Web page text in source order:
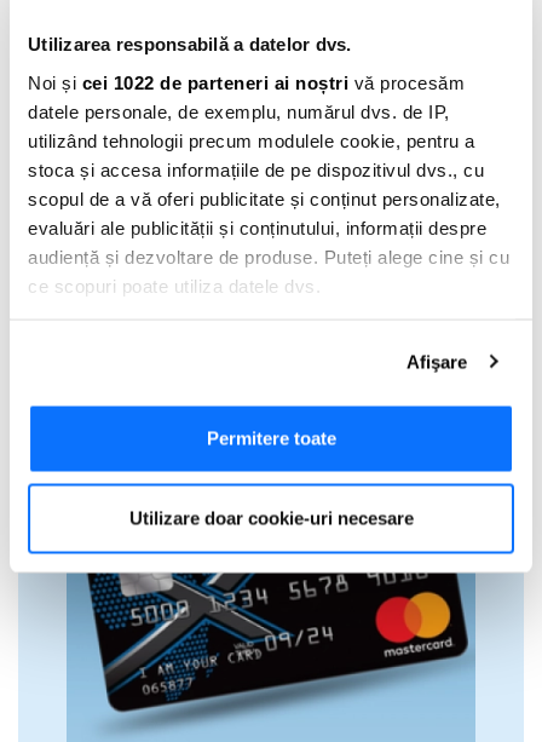
Utilizarea responsabilă a datelor dvs.
Noi și cei 1022 de parteneri ai noștri vă procesăm
datele personale, de exemplu, numărul dvs. de IP,
utilizând tehnologii precum modulele cookie, pentru a
stoca și accesa informațiile de pe dispozitivul dvs., cu
scopul de a vă oferi publicitate și conținut personalizate,
evaluări ale publicității și conținutului, informații despre
audiență și dezvoltare de produse. Puteți alege cine și cu
ce scopuri poate utiliza datele dvs.
Să colectăm informațiile cu privire la locația dvs.
geografică cu o exactitate de până la câțiva metri
Să vă identificăm dispozitivul scanândul-l în mod
dvs. personale și configurați-vă preferințele la
cu detalii. Vă puteți modifica sau retrage oricând acordul
din Declarația despre modulele cookie.
Utilizam cookie-uri pentru a personaliza experienta dvs.
pe website, pentru a analiza traficul pe website, precum
si pentru activitatea noastra de publicitate online.
Folosind site-ul fără a modifica setările referitoare la
Afişare
Permitere toate
Utilizare doar cookie-uri necesare